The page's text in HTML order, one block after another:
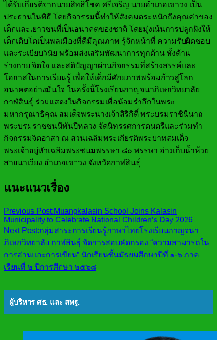
ได้รับเกียรติจากนายสิทธิโชค ศรีเจริญ นายอำเภอเขาวง เป็น
ประธานในพิธี โดยกิจกรรมนี้ทำให้สังคมตระหนักถึงคุณค่าของ
เด็กและเยาวชนที่เป็นอนาคตของชาติ โดยมุ่งเน้นการปลูกฝังให้
เด็กเติบโตเป็นพลเมืองที่ดีมีคุณภาพ รู้จักหน้าที่ ความรับผิดชอบ
และระเบียบวินัย พร้อมส่งเสริมพัฒนาการทุกด้าน ทั้งด้าน
ร่างกาย จิตใจ และสติปัญญาผ่านกิจกรรมที่สร้างสรรค์และ
โอกาสในการเรียนรู้ เพื่อให้เด็กมีศักยภาพพร้อมก้าวสู่โลก
อนาคตอย่างมั่นใจ ในครั้งนี้โรงเรียนกาญจนาภิเษกวิทยาลัย
กาฬสินธุ์ ร่วมแสดงในกิจกรรมเพื่อน้อมรำลึกในพระ
มหากรุณาธิคุณ สมเด็จพระนางเจ้าสิริกิติ์ พระบรมราชินีนาถ
พระบรมราชชนนีพันปีหลวง จัดนิทรรศการดนตรีและร่วมทำ
กิจกรรมจิตอาสา ณ สวนเฉลิมพระเกียรติพระบาทสมเด็จ
พระเจ้าอยู่หัวเฉลิมพระชนมพรรษา ๘๐ พรรษา อ่างเก็บน้ำห้วย
สายนาเวียง อำเภอเขาวง จังหวัดกาฬสินธุ์
แนะแนวเรื่อง
Previous Post:Muangkalasin School Joins Kalasin
Municipality to Celebrate National Children’s Day 2026
Next Post:กลุ่มสาระการเรียนรู้ภาษาไทยโรงเรียนกาญจนา
ภิเษกวิทยาลัย กาฬสินธุ์ จัดการสอบคัดกรอง “ความสามารถใน
การอ่านและการเขียน” นักเรียนชั้นมัธยมศึกษาปีที่ ๑-๖ ภาค
เรียนที่ ๒ ปีการศึกษา ๒๕๖๘
ผู้บริหาร ศธ. และ สพฐ.